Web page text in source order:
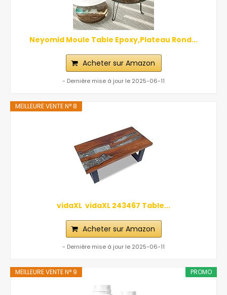
Neyomid Moule Table Epoxy,Plateau Rond...
Acheter sur Amazon
- Dernière mise à jour le 2025-06-11
MEILLEURE VENTE N° 8
vidaXL ‎ vidaXL‎ ‎243467 Table...
Acheter sur Amazon
- Dernière mise à jour le 2025-06-11
PROMO
MEILLEURE VENTE N° 9